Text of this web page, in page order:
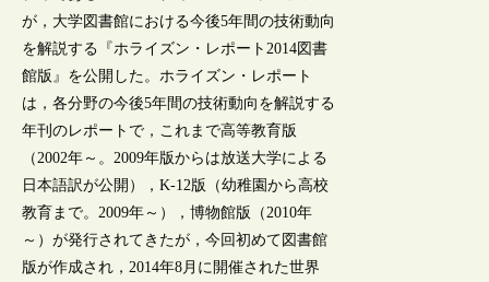
が，大学図書館における今後5年間の技術動向
を解説する『ホライズン・レポート2014図書
館版』を公開した。ホライズン・レポート
は，各分野の今後5年間の技術動向を解説する
年刊のレポートで，これまで高等教育版
（2002年～。2009年版からは放送大学による
日本語訳が公開），K-12版（幼稚園から高校
教育まで。2009年～），博物館版（2010年
～）が発行されてきたが，今回初めて図書館
版が作成され，2014年8月に開催された世界